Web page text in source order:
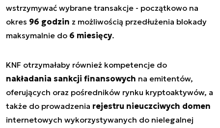
wstrzymywać wybrane transakcje - początkowo na
okres 96 godzin z możliwością przedłużenia blokady
maksymalnie do 6 miesięcy.
KNF otrzymałaby również kompetencje do
nakładania sankcji finansowych na emitentów,
oferujących oraz pośredników rynku kryptoaktywów, a
także do prowadzenia rejestru nieuczciwych domen
internetowych wykorzystywanych do nielegalnej